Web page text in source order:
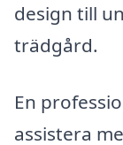
design till
trädgård.
En
assistera